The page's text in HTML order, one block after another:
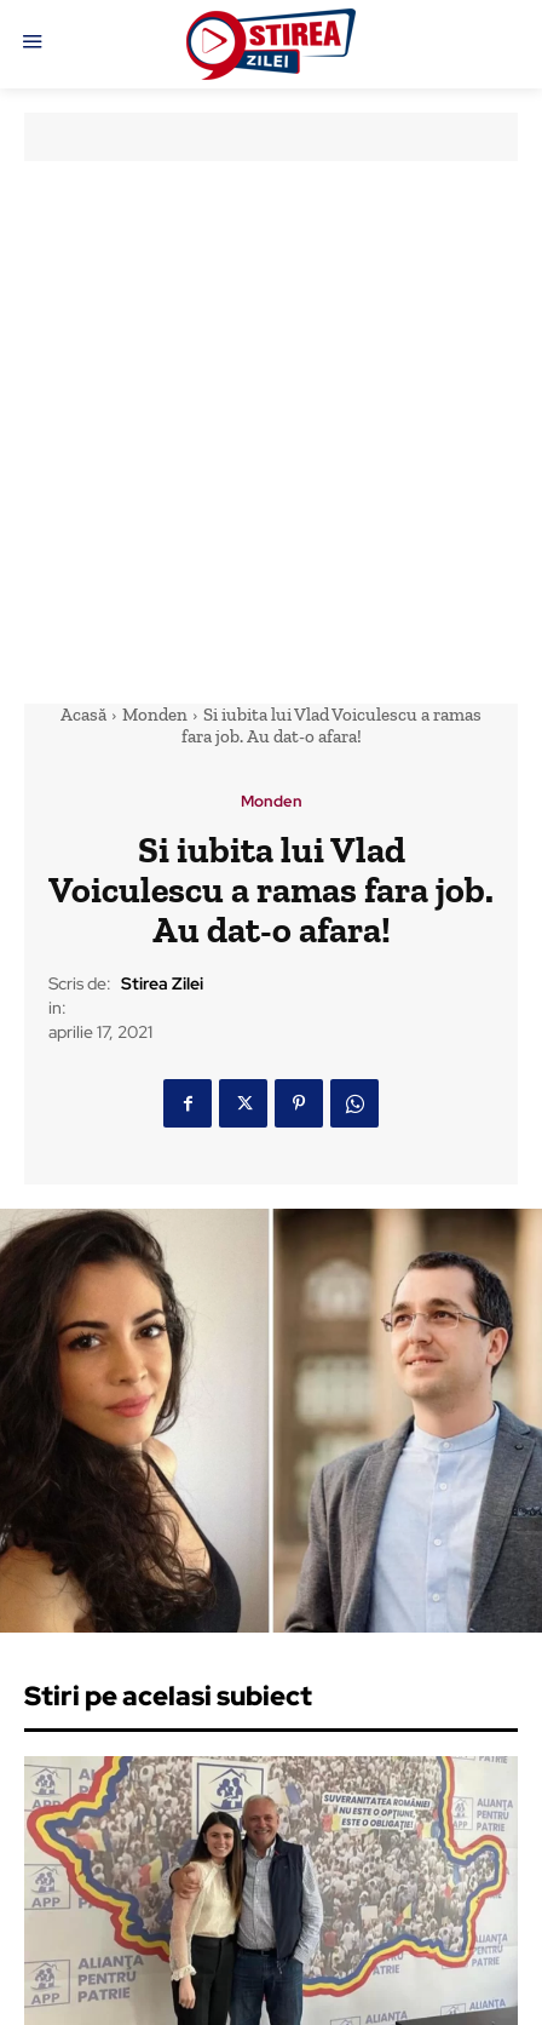
Acasă Monden
Si iubita lui Vlad Voiculescu a ramas
fara job. Au dat-o afara!
Monden
Si iubita lui Vlad
Voiculescu a ramas fara job.
Au dat-o afara!
Scris de: Stirea Zilei
in:
aprilie 17, 2021
Stiri pe acelasi subiect